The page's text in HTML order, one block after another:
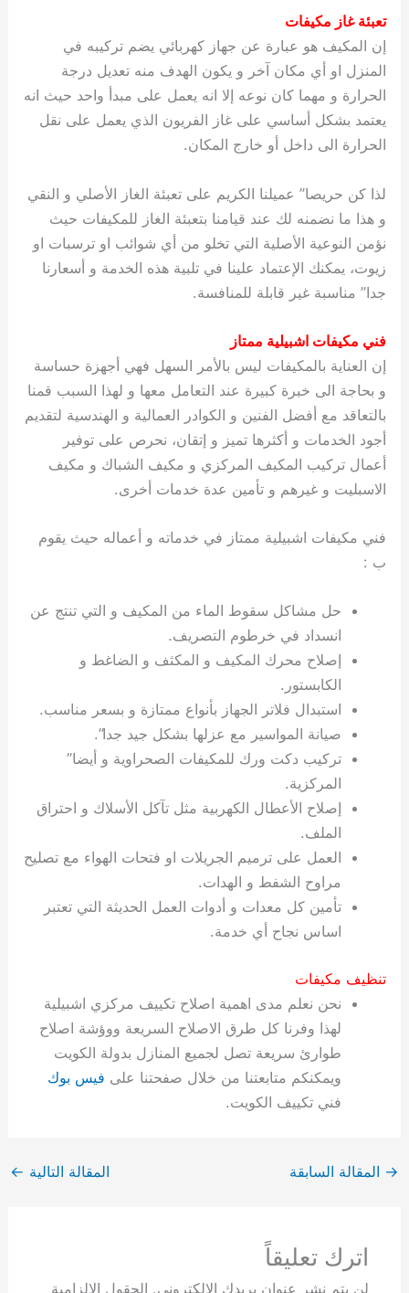
تعبئة غاز مكيفات
إن المكيف هو عبارة عن جهاز كهربائي يضم تركيبه في
المنزل او أي مكان آخر و يكون الهدف منه تعديل درجة
الحرارة و مهما كان نوعه إلا انه يعمل على مبدأ واحد حيث انه
يعتمد بشكل أساسي على غاز الفريون الذي يعمل على نقل
الحرارة الى داخل أو خارج المكان.
لذا كن حريصا” عميلنا الكريم على تعبئة الغاز الأصلي و النقي
و هذا ما نضمنه لك عند قيامنا بتعبئة الغاز للمكيفات حيث
نؤمن النوعية الأصلية التي تخلو من أي شوائب او ترسبات او
زيوت، يمكنك الإعتماد علينا في تلبية هذه الخدمة و أسعارنا
جدا” مناسبة غير قابلة للمنافسة.
فني مكيفات اشبيلية ممتاز
إن العناية بالمكيفات ليس بالأمر السهل فهي أجهزة حساسة
و بحاجة الى خبرة كبيرة عند التعامل معها و لهذا السبب قمنا
بالتعاقد مع أفضل الفنين و الكوادر العمالية و الهندسية لتقديم
أجود الخدمات و أكثرها تميز و إتقان، نحرص على توفير
أعمال تركيب المكيف المركزي و مكيف الشباك و مكيف
الاسبليت و غيرهم و تأمين عدة خدمات أخرى.
فني مكيفات اشبيلية ممتاز في خدماته و أعماله حيث يقوم
ب :
حل مشاكل سقوط الماء من المكيف و التي تنتج عن
انسداد في خرطوم التصريف.
إصلاح محرك المكيف و المكثف و الضاغط و
الكابستور.
استبدال فلاتر الجهاز بأنواع ممتازة و بسعر مناسب.
صيانة المواسير مع عزلها بشكل جيد جدا”.
تركيب دكت ورك للمكيفات الصحراوية و أيضا”
المركزية.
إصلاح الأعطال الكهربية مثل تآكل الأسلاك و احتراق
الملف.
العمل على ترميم الجريلات او فتحات الهواء مع تصليح
مراوح الشفط و الهدات.
تأمين كل معدات و أدوات العمل الحديثة التي تعتبر
اساس نجاح أي خدمة.
تنظيف مكيفات
نحن نعلم مدى اهمية اصلاح تكييف مركزي اشبيلية
لهذا وفرنا كل طرق الاصلاح السريعة ووؤشة اصلاح
طوارئ سريعة تصل لجميع المنازل بدولة الكويت
ويمكنكم متابعتنا من خلال صفحتنا على فيس بوك
فني تكييف الكويت.
→ المقالة السابقة المقالة التالية ←
اترك تعليقاً
لن يتم نشر عنوان بريدك الإلكتروني. الحقول الإلزامية